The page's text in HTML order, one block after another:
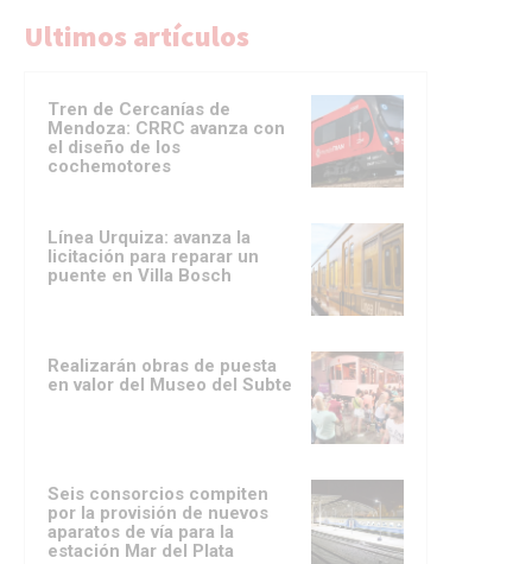
Ultimos artículos
Tren de Cercanías de
Mendoza: CRRC avanza con
el diseño de los
cochemotores
Línea Urquiza: avanza la
licitación para reparar un
puente en Villa Bosch
Realizarán obras de puesta
en valor del Museo del Subte
Seis consorcios compiten
por la provisión de nuevos
aparatos de vía para la
estación Mar del Plata